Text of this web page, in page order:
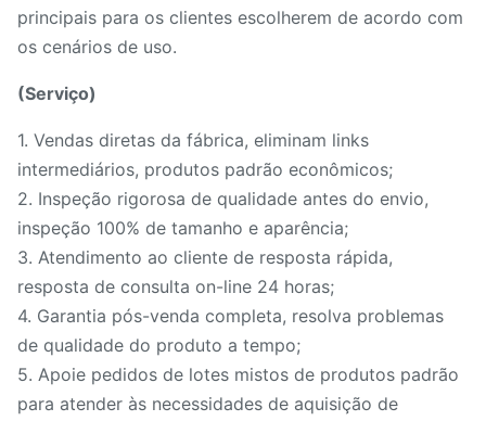
principais para os clientes escolherem de acordo com
os cenários de uso.
(Serviço)
1. Vendas diretas da fábrica, eliminam links
intermediários, produtos padrão econômicos;
2. Inspeção rigorosa de qualidade antes do envio,
inspeção 100% de tamanho e aparência;
3. Atendimento ao cliente de resposta rápida,
resposta de consulta on-line 24 horas;
4. Garantia pós-venda completa, resolva problemas
de qualidade do produto a tempo;
5. Apoie pedidos de lotes mistos de produtos padrão
para atender às necessidades de aquisição de